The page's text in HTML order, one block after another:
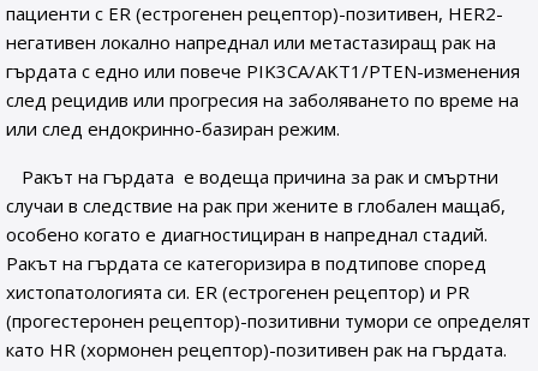
пациенти с ER (естрогенен рецептор)-позитивен, HER2-
негативен локално напреднал или метастазиращ рак на
гърдата с едно или повече PIK3CA/AKT1/PTEN-изменения
след рецидив или прогресия на заболяването по време на
или след ендокринно-базиран режим.
Ракът на гърдата е водеща причина за рак и смъртни
случаи в следствие на рак при жените в глобален мащаб,
особено когато е диагностициран в напреднал стадий.
Ракът на гърдата се категоризира в подтипове според
хистопатологията си. ER (естрогенен рецептор) и PR
(прогестеронен рецептор)-позитивни тумори се определят
като HR (хормонен рецептор)-позитивен рак на гърдата.